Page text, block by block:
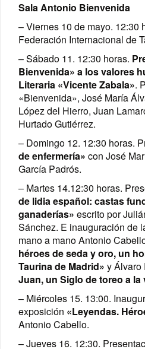
Sala Antonio Bienvenida
– Viernes 10 de mayo. 12:30
Federación Internacional de
– Sábado 11. 12:30 horas.
Bienvenida» a los valores
Literaria «Vicente Zabala».
«Bienvenida», José María
López del Hierro, Juan
Hurtado Gutiérrez.
– Domingo 12. 12:30 horas.
de enfermería» con José
García Padrós.
– Martes 14.12:30 horas.
de lidia español: castas
ganaderías» escrito por
Sánchez. E inauguración de
mano a mano Antonio
héroes de seda y oro, un
Taurina de Madrid» y Álvaro
Juan, un Siglo de toreo a la
– Miércoles 15. 13:00.
exposición «Leyendas.
Antonio Cabello.
– Jueves 16. 12:30.